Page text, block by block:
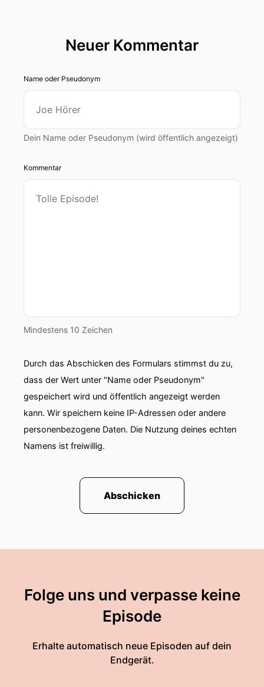
Neuer Kommentar
Name oder Pseudonym
Dein Name oder Pseudonym (wird öffentlich angezeigt)
Kommentar
Mindestens 10 Zeichen
Durch das Abschicken des Formulars stimmst du zu,
dass der Wert unter "Name oder Pseudonym"
gespeichert wird und öffentlich angezeigt werden
kann. Wir speichern keine IP-Adressen oder andere
personenbezogene Daten. Die Nutzung deines echten
Namens ist freiwillig.
Abschicken
Folge uns und verpasse keine
Episode
Erhalte automatisch neue Episoden auf dein
Endgerät.